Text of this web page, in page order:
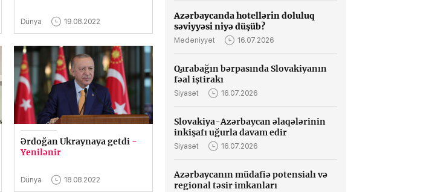
Dünya 19.08.2022
Ərdoğan Ukraynaya getdi -
Yenilənir
Dünya 18.08.2022
Azərbaycanda hotellərin doluluq
səviyyəsi niyə düşüb?
Mədəniyyət 16.07.2026
Qarabağın bərpasında Slovakiyanın
fəal iştirakı
Siyasət 16.07.2026
Slovakiya-Azərbaycan əlaqələrinin
inkişafı uğurla davam edir
Siyasət 16.07.2026
Azərbaycanın müdafiə potensialı və
regional təsir imkanları